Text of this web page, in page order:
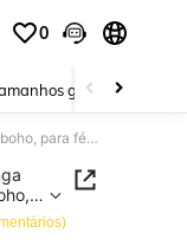
0
grandes
EMERY ROSE Camisa casual de manga curta com estampa total, tamanho grande, estilo boho, para férias no verão e primavera. Ideal para mulheres em férias na primavera.